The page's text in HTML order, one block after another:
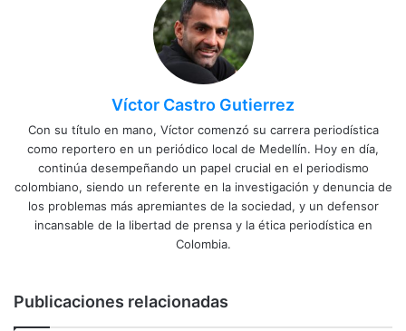
Víctor Castro Gutierrez
Con su título en mano, Víctor comenzó su carrera periodística
como reportero en un periódico local de Medellín. Hoy en día,
continúa desempeñando un papel crucial en el periodismo
colombiano, siendo un referente en la investigación y denuncia de
los problemas más apremiantes de la sociedad, y un defensor
incansable de la libertad de prensa y la ética periodística en
Colombia.
Publicaciones relacionadas